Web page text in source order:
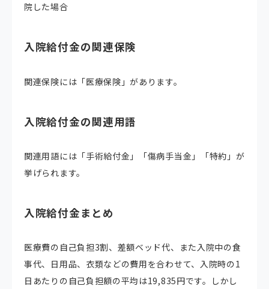
院した場合
入院給付金の関連保険
関連保険には「医療保険」があります。
入院給付金の関連用語
関連用語には「手術給付金」「傷病手当金」「特約」が
挙げられます。
入院給付金まとめ
医療費の自己負担3割、差額ベッド代、また入院中の食
事代、日用品、衣類などの費用を合わせて、入院時の1
日あたりの自己負担額の平均は19,835円です。しかし